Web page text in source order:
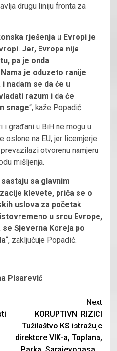
drugu liniju fronta za
rješenja u Evropi je
Jer, Evropa nije
pa je onda
je oduzeto ranije
nadam se da će u
razum i da će
snage“, kaže Popadić.
i građani u BiH ne mogu u
oslone na EU, jer licemjerje
otvorenu namjeru
mišljenja.
sa glavnim
klevete, priča se o
uslova za početak
u srcu Evrope,
se Sjeverna Koreja po
“, zaključuje Popadić.
Pisarević
Next
KORUPTIVNI RIZICI
Tužilaštvo KS istražuje
direktore VIK-a, Toplana,